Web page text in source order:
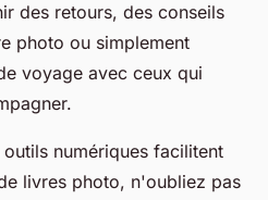
des retours, des conseils
photo ou simplement
voyage avec ceux qui
numériques facilitent
livres photo, n'oubliez pas